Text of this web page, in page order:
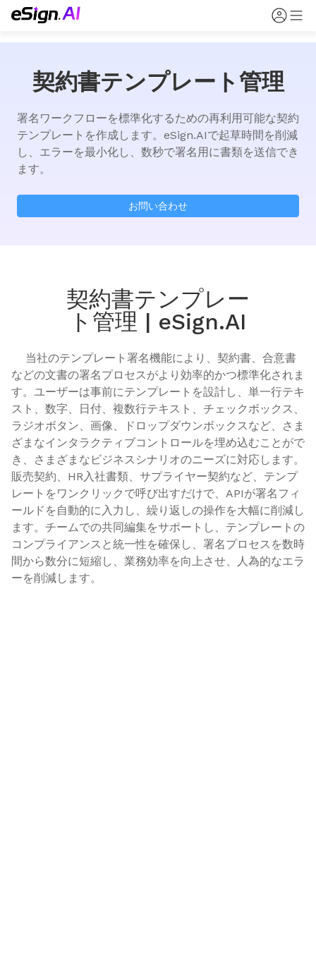
契約書テンプレート管理
署名ワークフローを標準化するための再利用可能な契約
テンプレートを作成します。eSign.AIで起草時間を削減
し、エラーを最小化し、数秒で署名用に書類を送信でき
ます。
お問い合わせ
契約書テンプレー
ト管理 | eSign.AI
などの文書の署名プロセスがより効率的かつ標準化されま
す。ユーザーは事前にテンプレートを設計し、単一行テキ
スト、数字、日付、複数行テキスト、チェックボックス、
ラジオボタン、画像、ドロップダウンボックスなど、さま
ざまなインタラクティブコントロールを埋め込むことがで
き、さまざまなビジネスシナリオのニーズに対応します。
販売契約、HR入社書類、サプライヤー契約など、テンプ
レートをワンクリックで呼び出すだけで、APIが署名フィ
ールドを自動的に入力し、繰り返しの操作を大幅に削減し
ます。チームでの共同編集をサポートし、テンプレートの
コンプライアンスと統一性を確保し、署名プロセスを数時
間から数分に短縮し、業務効率を向上させ、人為的なエラ
ーを削減します。